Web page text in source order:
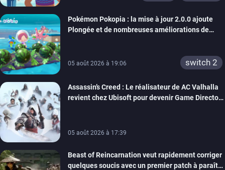
Pokémon Pokopia : la mise à jour 2.0.0 ajoute
Plongée et de nombreuses améliorations de
05 août 2026 à 19:06 switch 2
Assassin’s Creed : Le réalisateur de AC Valhalla
revient chez Ubisoft pour devenir Game Director
05 août 2026 à 17:39
Beast of Reincarnation veut rapidement corriger
quelques soucis avec un premier patch à paraître